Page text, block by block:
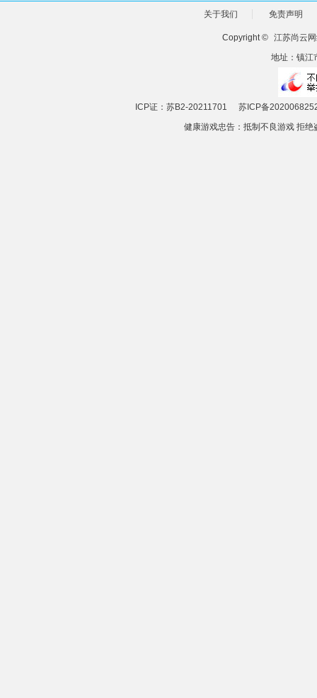
关于我们 免责声明
Copyright © 江苏尚云
地址：镇江
ICP证：苏B2-20211701
苏ICP备
健康游戏忠告：抵制不良游戏 拒